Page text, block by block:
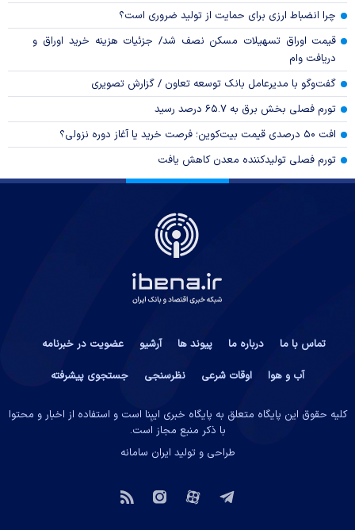
چرا انضباط ارزی برای حمایت از تولید ضروری است؟
قیمت اوراق تسهیلات مسکن نصف شد/ جزئیات هزینه خرید اوراق و
دریافت وام
گفت‌وگو با مدیرعامل بانک توسعه تعاون / گزارش تصویری
تورم فصلی بخش برق به ۶۵.۷ درصد رسید
افت ۵۰ درصدی قیمت بیت‌کوین؛ فرصت خرید یا آغاز دوره نزولی؟
تورم فصلی تولیدکننده معدن کاهش یافت
تماس با ما درباره ما پیوند ها آرشیو
عضویت در خبرنامه
آب و هوا
اوقات شرعی نظرسنجی جستجوی پیشرفته
کلیه حقوق این پایگاه متعلق به پایگاه خبری ایبِنا است و استفاده از اخبار و محتوا
با ذکر منبع مجاز است.
طراحی و تولید ایران سامانه